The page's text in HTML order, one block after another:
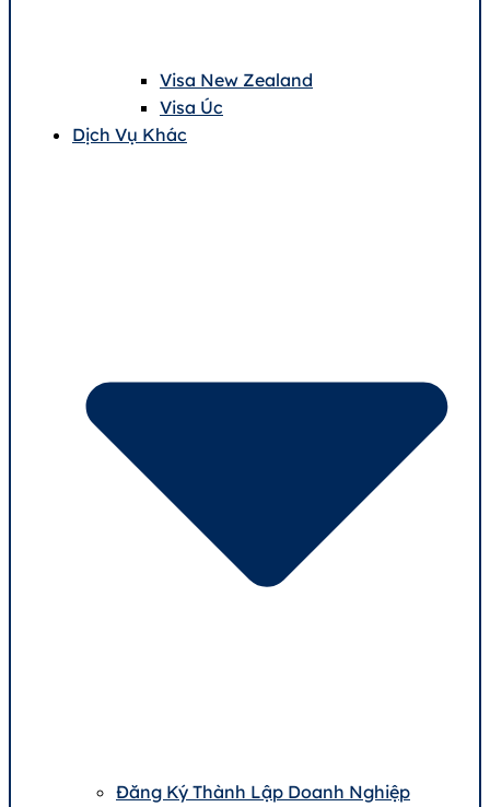
Visa New Zealand
Visa Úc
Dịch Vụ Khác
Đăng Ký Thành Lập Doanh Nghiệp